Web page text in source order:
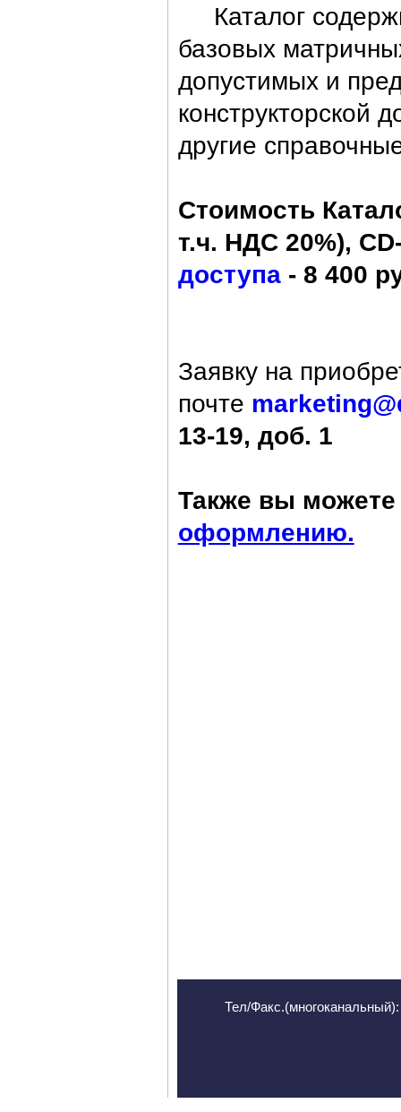
Каталог
базовых
допустимых и
конструкторской
другие
Стоимость
т.ч. НДС 20%),
доступа- 8 400
Заявку на
почте
13-19, доб. 1
Также вы
оформлению.
Тел/